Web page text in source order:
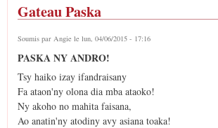
Gateau Paska
Soumis par Angie le lun, 04/06/2015 - 17:16
PASKA NY ANDRO!
Tsy haiko izay ifandraisany
Fa ataon'ny olona dia mba ataoko!
Ny akoho no mahita faisana,
Ao anatin'ny atodiny avy asiana toaka!